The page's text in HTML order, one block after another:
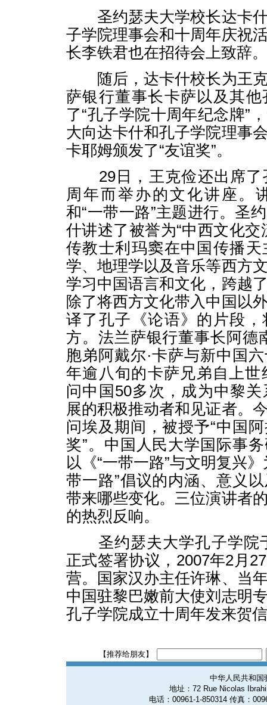
圣约瑟夫大学校长达卡什
子学院理事会和十周年庆祝
长李铁君也在招待会上致辞。
随后，达卡什校长为王克
萨银行董事长卡萨以及其
了“孔子学院十周年纪念牌”
大向达卡什和孔子学院理事
卡耶姆颁发了“友谊奖”。
29日，王克俭还出席了
周年而举办的文化讲座。
和“一带一路”主题进行。圣
什讲述了被誉为“中西文化交
传教士利玛窦在中国传播
学、地理学以及音乐等西方
学习中国语言和文化，跨越
除了将西方文化带入中国以
译了孔子《论语》的片段
方。法兰萨银行董事长阿德
胞弟阿戴尔·卡萨与新中国
年逾八旬的卡萨兄弟自上世
问中国50多次，成为中黎
展的积极推动者和见证者。
问埃及期间，被授予“中国
奖”。中国人民大学国际事
以《“一带一路”与文明复兴
带一路”倡议的内涵、意义
带来哪些变化。三位演讲者
的热烈反响。
圣约瑟夫大学孔子学院
正式签署协议，2007年2月
营。国家汉办主任许琳、当
中国驻黎巴嫩前大使刘志明
孔子学院成立十周年发来贺
【推荐给朋友】
中华人民共和国
地址：72 Rue Nicolas
电话：00961-1-850314 传真：